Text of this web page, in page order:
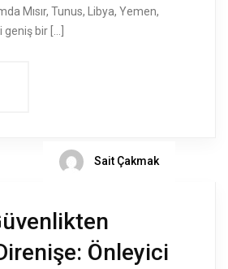
Mısır, Tunus, Libya, Yemen,
geniş bir […]
Sait Çakmak
Önleyici